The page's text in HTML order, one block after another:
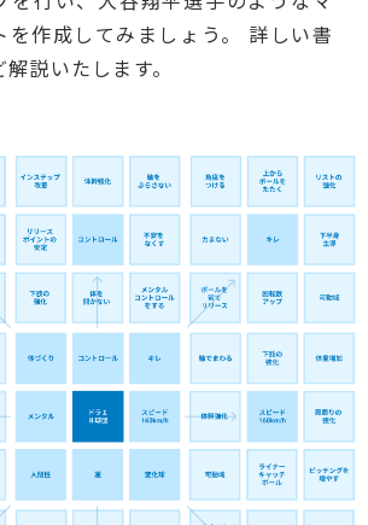
を作成してみましょう。 詳しい書
説いたします。